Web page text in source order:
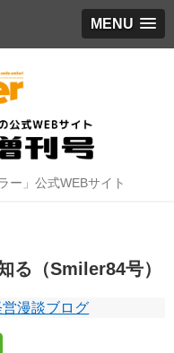
MENU
ー」公式WEBサイト
る（Smiler84号）
漫談ブログ